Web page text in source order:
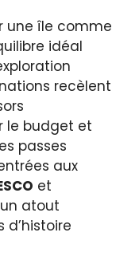
une île comme
idéal
recèlent
le budget et
passes
aux
et
atout
d’histoire